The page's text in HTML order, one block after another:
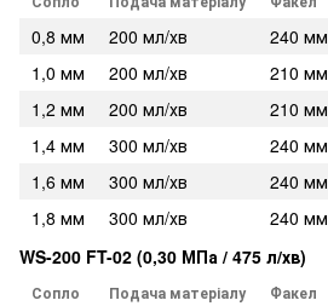
0,8 мм 200 мл/хв
240 мм
1,0 мм
200 мл/хв
210 мм
1,2 мм
200 мл/хв
210 мм
1,4 мм
300 мл/хв
240 мм
1,6 мм
300 мл/хв
240 мм
1,8 мм
300 мл/хв
240 мм
WS-200 FT-02 (0,30 МПа / 475 л/хв)
Сопло Подача матеріалу Факел